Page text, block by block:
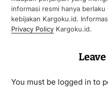
informasi resmi hanya
kebijakan Kargoku.id.
Privacy PolicyKargoku.id.
You must be logged in to